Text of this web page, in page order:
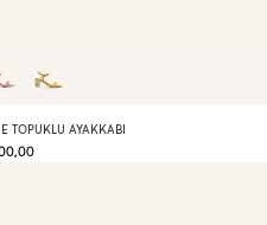
TOPUKLU AYAKKABI